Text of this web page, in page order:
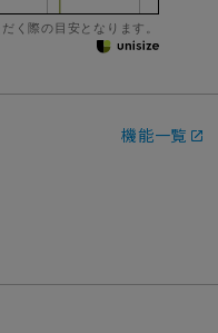
く際の目安となります。
機能一覧